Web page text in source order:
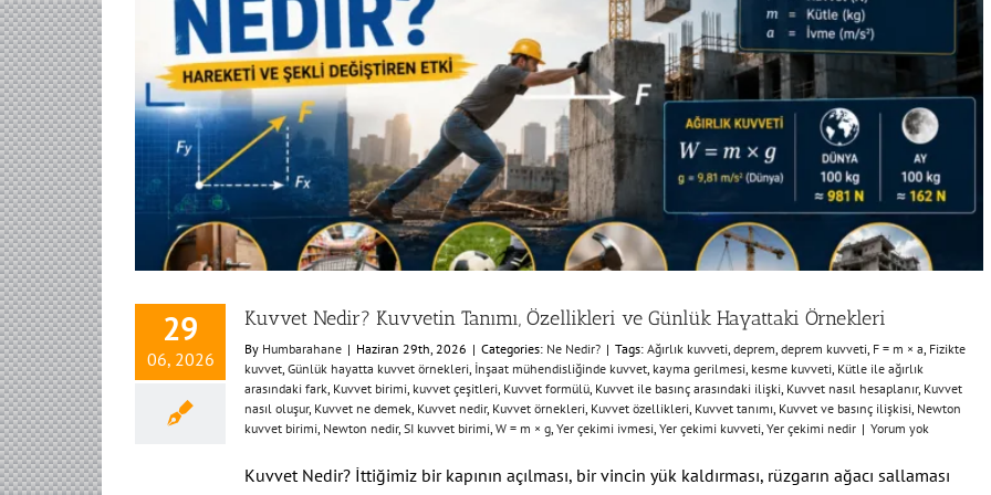
29
06, 2026
Kuvvet Nedir? Kuvvetin Tanımı, Özellikleri ve Günlük Hayattaki Örnekleri
By Humbarahane | Haziran 29th, 2026 | Categories: Ne Nedir? | Tags: Ağırlık kuvveti deprem deprem kuvveti F = m × a Fizikte
kuvvet Günlük hayatta kuvvet örnekleri İnşaat mühendisliğinde kuvvet kayma gerilmesi kesme kuvveti Kütle ile ağırlık
arasındaki fark Kuvvet birimi kuvvet çeşitleri Kuvvet formülü Kuvvet ile basınç arasındaki ilişki Kuvvet nasıl hesaplanır, Kuvvet
nasıl oluşur, Kuvvet ne demek Kuvvet nedir, Kuvvet örnekleri Kuvvet özellikleri Kuvvet tanımı Kuvvet ve basınç ilişkisi Newton
kuvvet birimi Newton nedir, SI kuvvet birimi W = m × g Yer çekimi ivmesi Yer çekimi kuvveti Yer çekimi nedir | Yorum yok
Kuvvet Nedir? İttiğimiz bir kapının açılması, bir vincin yük kaldırması, rüzgarın ağacı sallaması